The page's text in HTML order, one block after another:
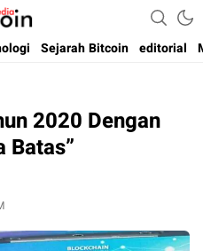
Indonesia
dan Blockchain di Indonesia
Sejarah Bitcoin editorial
2020 Dengan
Batas”